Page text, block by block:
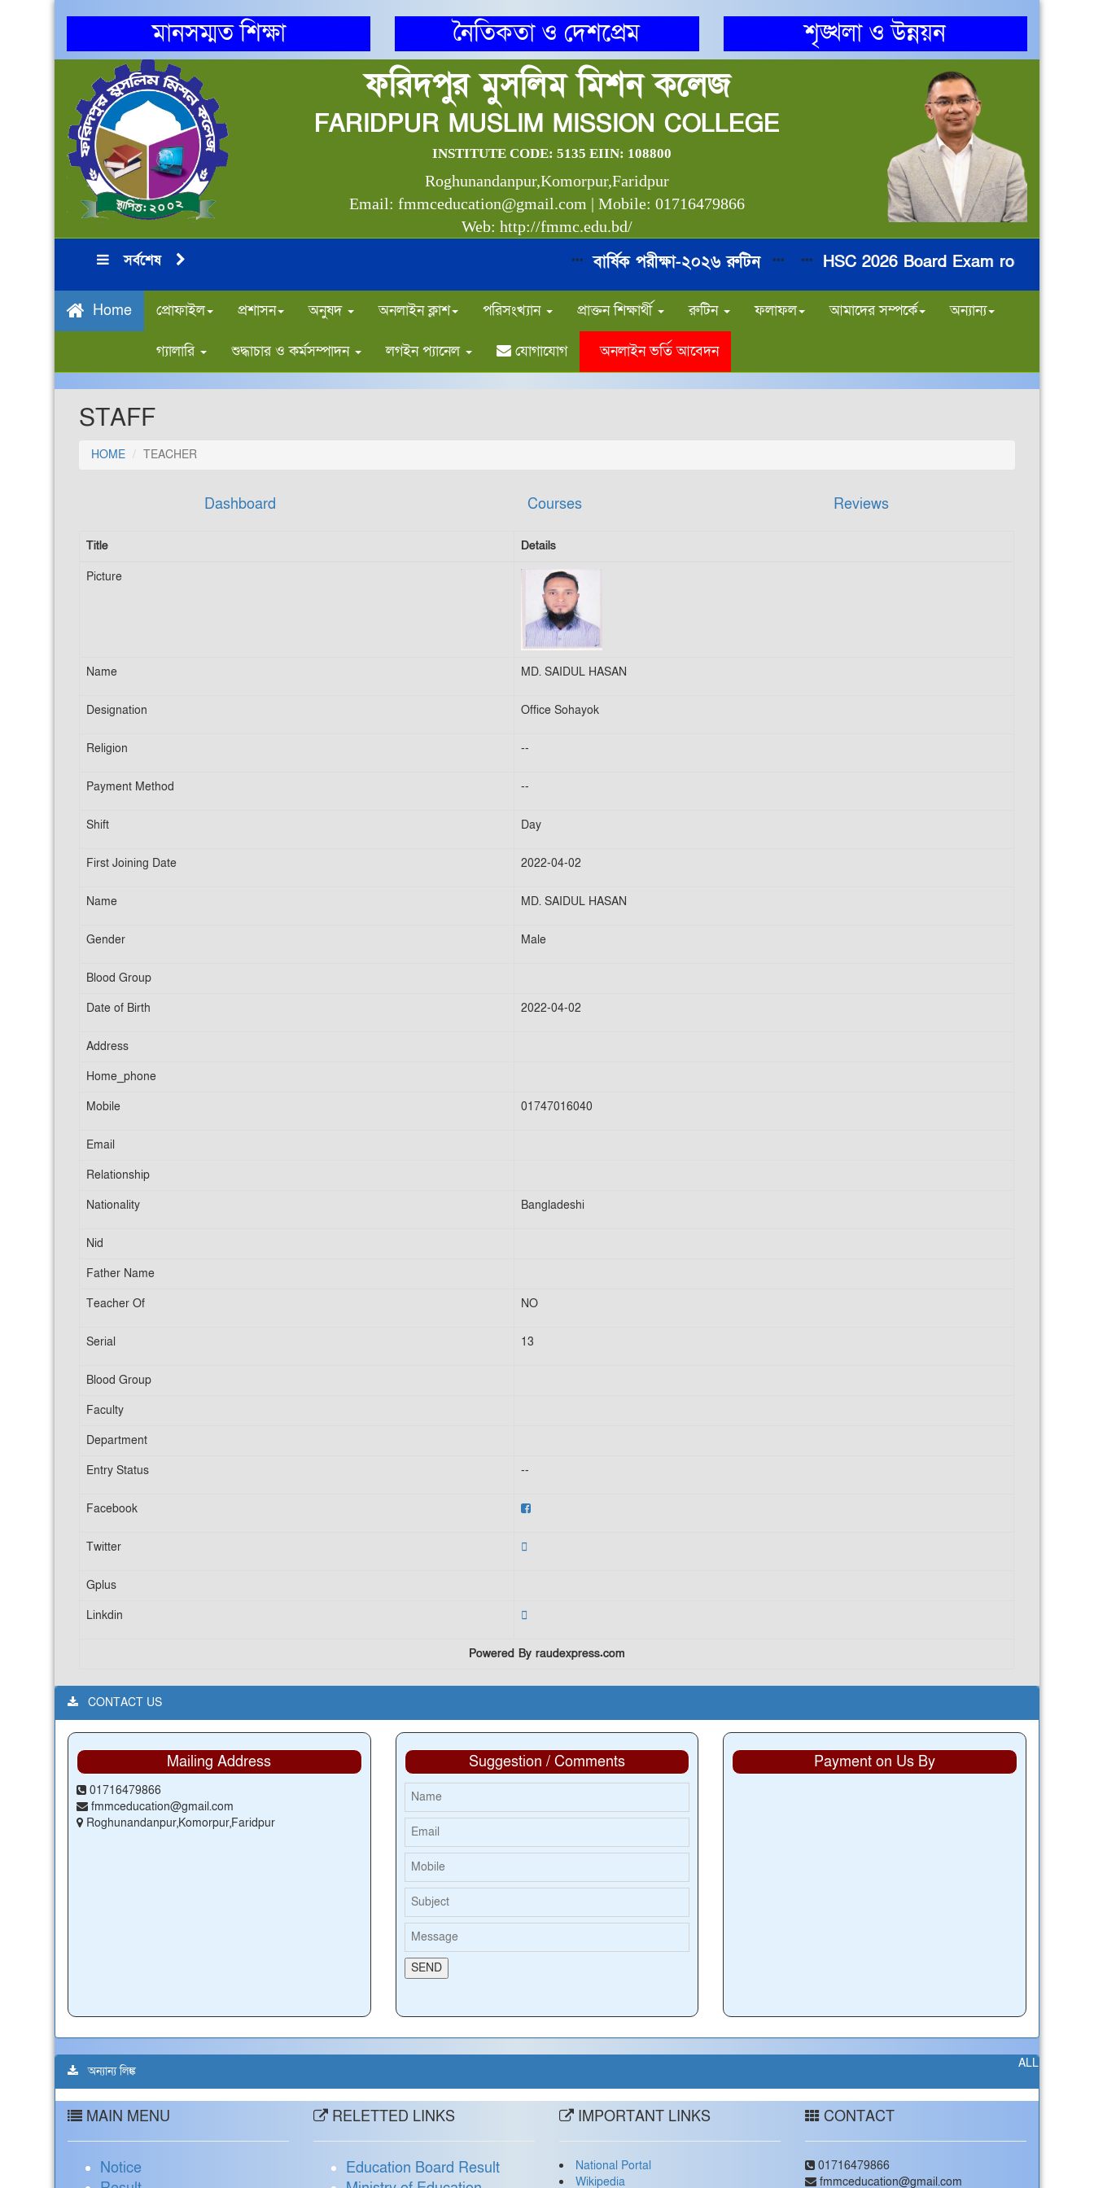
মানসম্মত শিক্ষা নৈতিকতা ও দেশপ্রেম শৃঙ্খলা ও উন্নয়ন
ফরিদপুর মুসলিম মিশন কলেজ
FARIDPUR MUSLIM MISSION COLLEGE
INSTITUTE CODE: 5135 EIIN: 108800
Roghunandanpur,Komorpur,Faridpur
Email: fmmceducation@gmail.com | Mobile: 01716479866
Web: http://fmmc.edu.bd/
সর্বশেষ বার্ষিক পরীক্ষা-২০২৬ রুটিন****** HSC 2026 Board Exam routine
Home প্রোফাইল প্রশাসন অনুষদ অনলাইন ক্লাশ পরিসংখ্যান প্রাক্তন শিক্ষার্থী রুটিন ফলাফল আমাদের সম্পর্কে অন্যান্য
গ্যালারি শুদ্ধাচার ও কর্মসম্পাদন লগইন প্যানেল যোগাযোগ অনলাইন ভর্তি আবেদন
STAFF
HOME TEACHER
Dashboard Courses Reviews
Title
Details
Picture
Name MD. SAIDUL HASAN
Designation Office Sohayok
Religion --
Payment Method --
Shift Day
First Joining Date 2022-04-02
Name MD. SAIDUL HASAN
Gender Male
Blood Group
Date of Birth
2022-04-02
Address
Home_phone
Mobile
01747016040
Email
Relationship
Nationality
Bangladeshi
Nid
Father Name
Teacher Of
NO
Serial 13
Blood Group
Faculty
Department
Entry Status
--
Facebook
Twitter
Gplus
Linkdin
Powered By raudexpress.com
CONTACT US
Mailing Address
01716479866
fmmceducation@gmail.com
Roghunandanpur,Komorpur,Faridpur
Suggestion / Comments Payment on Us By
ALL
অন্যান্য লিঙ্ক
MAIN MENU
Notice
RELETTED LINKS
Education Board Result
IMPORTANT LINKS
National Portal
Wikipedia
CONTACT
01716479866
fmmceducation@gmail.com